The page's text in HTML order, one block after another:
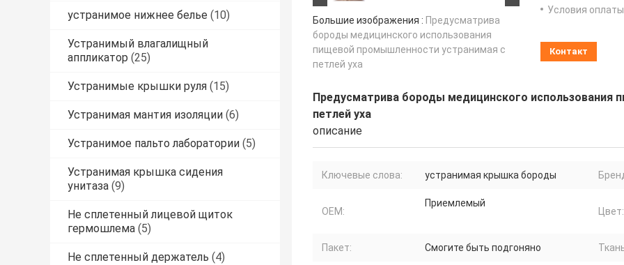
устранимое нижнее белье (10)
Устранимый влагалищный
аппликатор (25)
Устранимые крышки руля (15)
Устранимая мантия изоляции (6)
Устранимое пальто лаборатории (5)
Устранимая крышка сидения
унитаза (9)
Не сплетенный лицевой щиток
гермошлема (5)
Не сплетенный держатель (4)
Большие изображения : Предусматрива
бороды медицинского использования
пищевой промышленности устранимая с
петлей уха
Условия
Контакт
Предусматрива бороды медицинского
петлей уха
описание
Ключевые слова: устранимая крышка бороды
OEM:
Приемлемый
Цвет:
Пакет: Смогите быть подгоняно